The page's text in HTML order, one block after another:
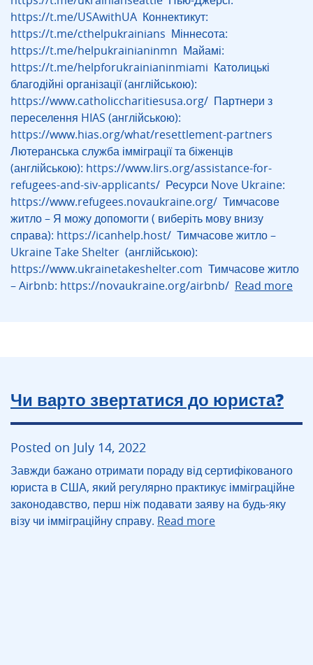
https://t.me/USAwithUA Коннектикут:
https://t.me/cthelpukrainians Міннесота:
https://t.me/helpukrainianinmn Майамі:
https://t.me/helpforukrainianinmiami Католицькі
благодійні організації (англійською):
https://www.catholiccharitiesusa.org/ Партнери з
переселення HIAS (англійською):
https://www.hias.org/what/resettlement-partners
Лютеранська служба імміграції та біженців
(англійською): https://www.lirs.org/assistance-for-
refugees-and-siv-applicants/ Ресурси Nove Ukraine:
https://www.refugees.novaukraine.org/ Тимчасове
житло – Я можу допомогти ( виберіть мову внизу
справа): https://icanhelp.host/ Тимчасове житло –
Ukraine Take Shelter (англійською):
https://www.ukrainetakeshelter.com Тимчасове житло
– Airbnb: https://novaukraine.org/airbnb/ Read more
Чи варто звертатися до юриста?
Posted on July 14, 2022
Завжди бажано отримати пораду від сертифікованого
юриста в США, який регулярно практикує імміграційне
законодавство, перш ніж подавати заяву на будь-яку
візу чи імміграційну справу. Read more